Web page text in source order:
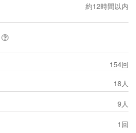
約12時間以内
154回
18人
9人
1回